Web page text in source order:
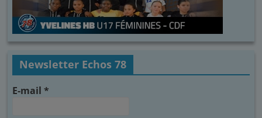
Newsletter Echos 78
E-mail*